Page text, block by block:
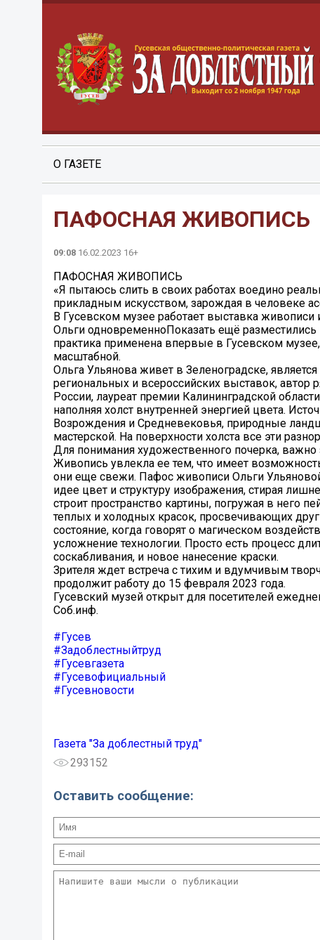
О ГАЗЕТЕ
ПАФОСНАЯ ЖИВОПИСЬ
09:08 16.02.2023 16+
ПАФОСНАЯ ЖИВОПИСЬ
«Я пытаюсь слить в своих работах воедино
прикладным искусством, зарождая в человеке
В Гусевском музее работает выставка
Ольги одновременноПоказать ещё разместились
практика применена впервые в Гусевском
масштабной.
Ольга Ульянова живет в Зеленоградске,
региональных и всероссийских выставок,
России, лауреат премии Калининградской
наполняя холст внутренней энергией цвета.
Возрождения и Средневековья, природные
мастерской. На поверхности холста все эти
Для понимания художественного почерка, важно
Живопись увлекла ее тем, что имеет
они еще свежи. Пафос живописи Ольги
идее цвет и структуру изображения, стирая
строит пространство картины, погружая в него
теплых и холодных красок, просвечивающих
состояние, когда говорят о магическом
усложнение технологии. Просто есть процесс
соскабливания, и новое нанесение краски.
Зрителя ждет встреча с тихим и вдумчивым
продолжит работу до 15 февраля 2023 года.
Гусевский музей открыт для посетителей
Соб.инф.
#Гусев
#Задоблестныйтруд
#Гусевгазета
#Гусевофициальный
#Гусевновости
Газета "За доблестный труд"
293152
Оставить сообщение: